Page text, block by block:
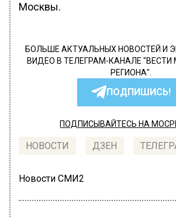
Москвы.
БОЛЬШЕ АКТУАЛЬНЫХ НОВОСТЕЙ И
ВИДЕО В ТЕЛЕГРАМ-КАНАЛЕ
РЕГИОНА".
ПОДПИШИСЬ!
ПОДПИСЫВАЙТЕСЬ НА
НОВОСТИ ДЗЕН
Новости СМИ2